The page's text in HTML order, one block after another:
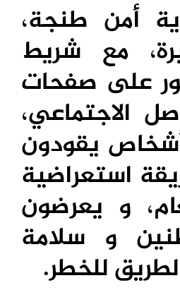
أمن طنجة،
مع شريط
على صفحات
الاجتماعي،
يقودون
استعراضية
و يعرضون
و سلامة
للخطر.